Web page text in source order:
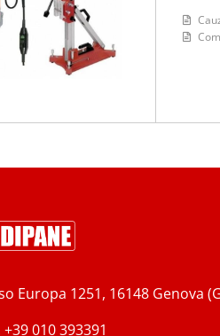
Europa 1251, 16148 Genova
+39 010 393391